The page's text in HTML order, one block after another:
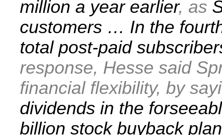
million a year earlier, as
customers … In the
total post-paid
response, Hesse said
financial flexibility, by
dividends in the
billion stock buyback